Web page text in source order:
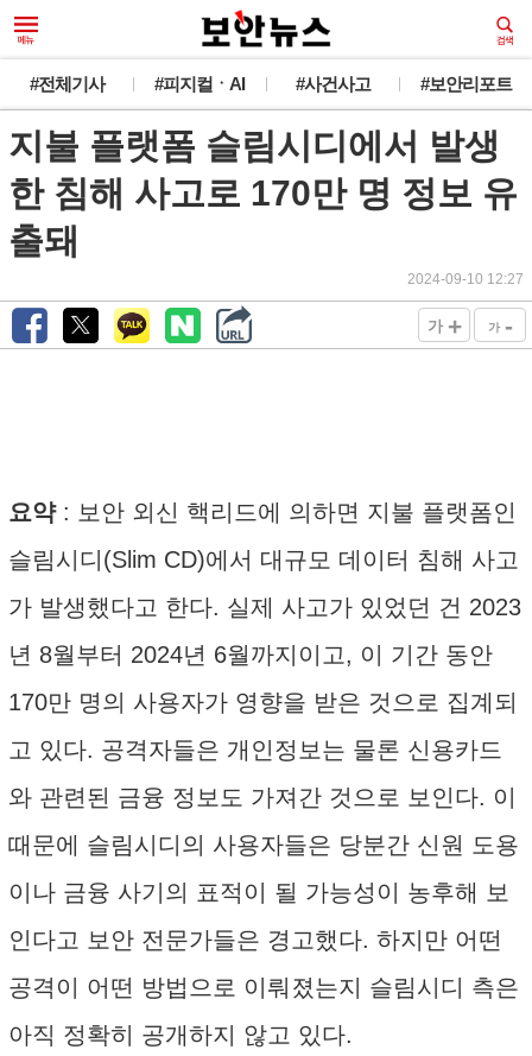
#전체기사 #피지컬ㆍAI #사건사고 #보안리포트
지불 플랫폼 슬림시디에서 발생
한 침해 사고로 170만 명 정보 유
출돼
2024-09-10 12:27
가 + 가 -
요약: 보안 외신 핵리드에 의하면 지불 플랫폼인
슬림시디(Slim CD)에서 대규모 데이터 침해 사고
가 발생했다고 한다. 실제 사고가 있었던 건 2023
년 8월부터 2024년 6월까지이고, 이 기간 동안
170만 명의 사용자가 영향을 받은 것으로 집계되
고 있다. 공격자들은 개인정보는 물론 신용카드
와 관련된 금융 정보도 가져간 것으로 보인다. 이
때문에 슬림시디의 사용자들은 당분간 신원 도용
이나 금융 사기의 표적이 될 가능성이 농후해 보
인다고 보안 전문가들은 경고했다. 하지만 어떤
공격이 어떤 방법으로 이뤄졌는지 슬림시디 측은
아직 정확히 공개하지 않고 있다.